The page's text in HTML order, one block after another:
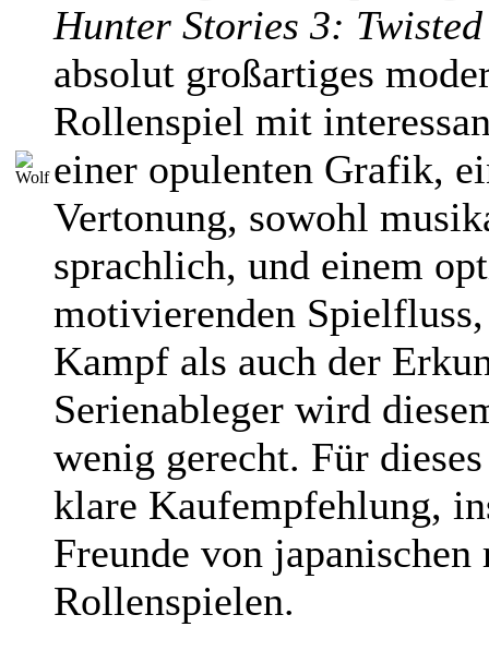
Hunter Stories 3:
absolut großartiges
Rollenspiel mit
einer opulenten Grafik,
Vertonung, sowohl
sprachlich, und einem
motivierenden
Kampf als auch der
Serienableger wird
wenig gerecht. Für
klare Kaufempfehlung,
Freunde von japanischen
Rollenspielen.